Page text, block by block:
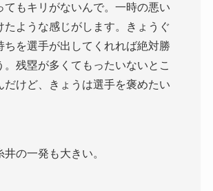
てもキリがないんで。一時の悪い
たような感じがします。きょうぐ
ちを選手が出してくれれば絶対勝
。残塁が多くてもったいないとこ
だけど、きょうは選手を褒めたい
の一発も大きい。